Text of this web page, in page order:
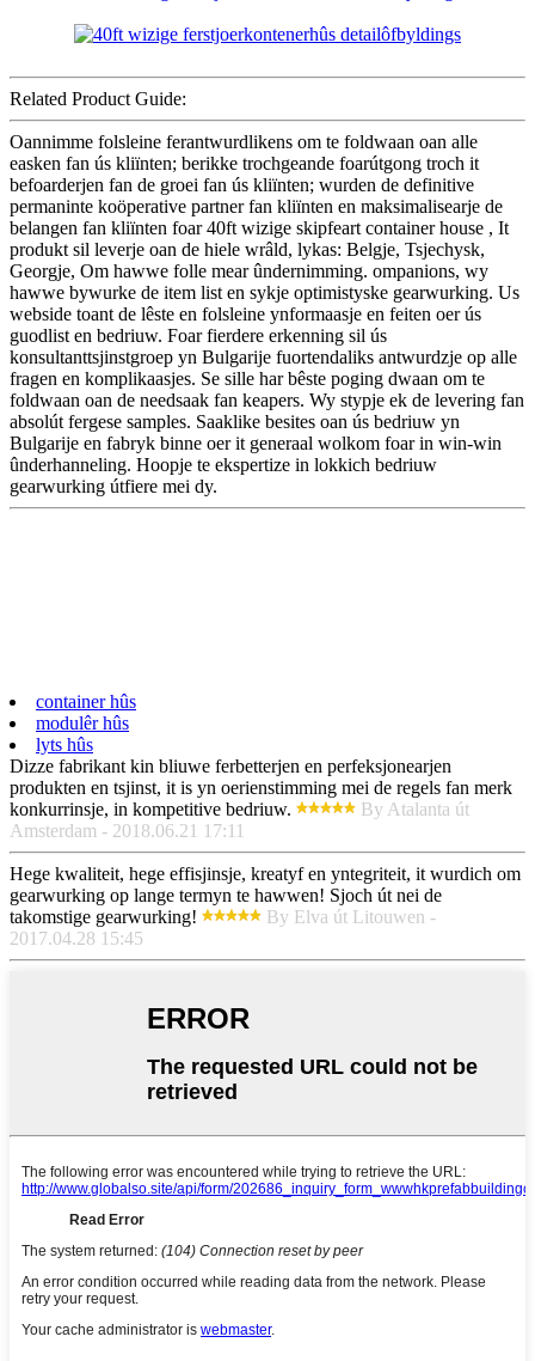
Related Product Guide:
Oannimme folsleine ferantwurdlikens om te foldwaan oan alle
easken fan ús kliïnten; berikke trochgeande foarútgong troch it
befoarderjen fan de groei fan ús kliïnten; wurden de definitive
permaninte koöperative partner fan kliïnten en maksimalisearje de
belangen fan kliïnten foar 40ft wizige skipfeart container house , It
produkt sil leverje oan de hiele wrâld, lykas: Belgje, Tsjechysk,
Georgje, Om hawwe folle mear ûndernimming. ompanions, wy
hawwe bywurke de item list en sykje optimistyske gearwurking. Us
webside toant de lêste en folsleine ynformaasje en feiten oer ús
guodlist en bedriuw. Foar fierdere erkenning sil ús
konsultanttsjinstgroep yn Bulgarije fuortendaliks antwurdzje op alle
fragen en komplikaasjes. Se sille har bêste poging dwaan om te
foldwaan oan de needsaak fan keapers. Wy stypje ek de levering fan
absolút fergese samples. Saaklike besites oan ús bedriuw yn
Bulgarije en fabryk binne oer it generaal wolkom foar in win-win
ûnderhanneling. Hoopje te ekspertize in lokkich bedriuw
gearwurking útfiere mei dy.
container hûs
modulêr hûs
lyts hûs
Dizze fabrikant kin bliuwe ferbetterjen en perfeksjonearjen
produkten en tsjinst, it is yn oerienstimming mei de regels fan merk
konkurrinsje, in kompetitive bedriuw.
By Atalanta út
Amsterdam - 2018.06.21 17:11
Hege kwaliteit, hege effisjinsje, kreatyf en yntegriteit, it wurdich om
gearwurking op lange termyn te hawwen! Sjoch út nei de
takomstige gearwurking!
By Elva út Litouwen -
2017.04.28 15:45